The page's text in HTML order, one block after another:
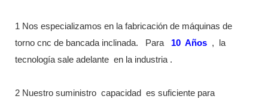
1 Nos especializamos en la fabricación de máquinas de
torno cnc de bancada inclinada.
Para 10 Años ,
la
tecnología sale adelante en la industria .
2 Nuestro suministro capacidad
es suficiente para